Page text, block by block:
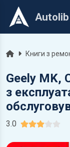
Autolib
ГоловнаКниги з
Geely MK,
з
3.0